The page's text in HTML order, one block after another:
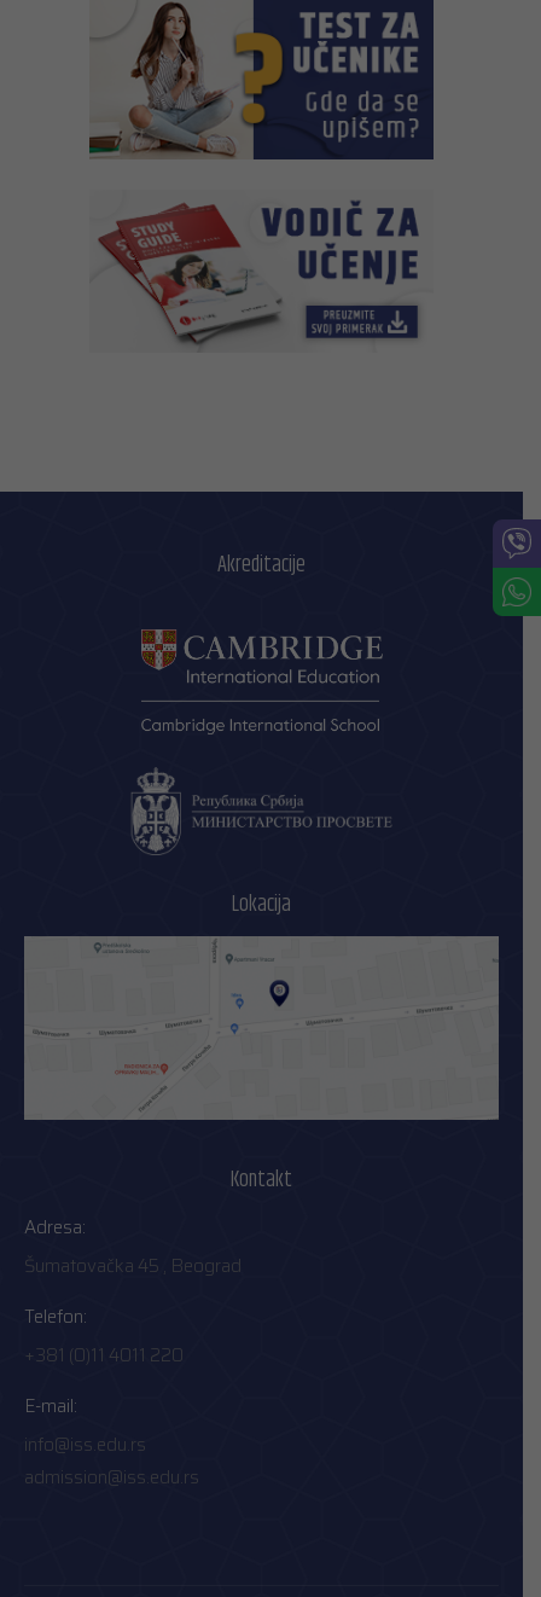
Akreditacije
Lokacija
Kontakt
Adresa:
Šumatovačka 45 , Beograd
Telefon:
+381 (0)11 4011 220
E-mail:
info@iss.edu.rs
admission@iss.edu.rs